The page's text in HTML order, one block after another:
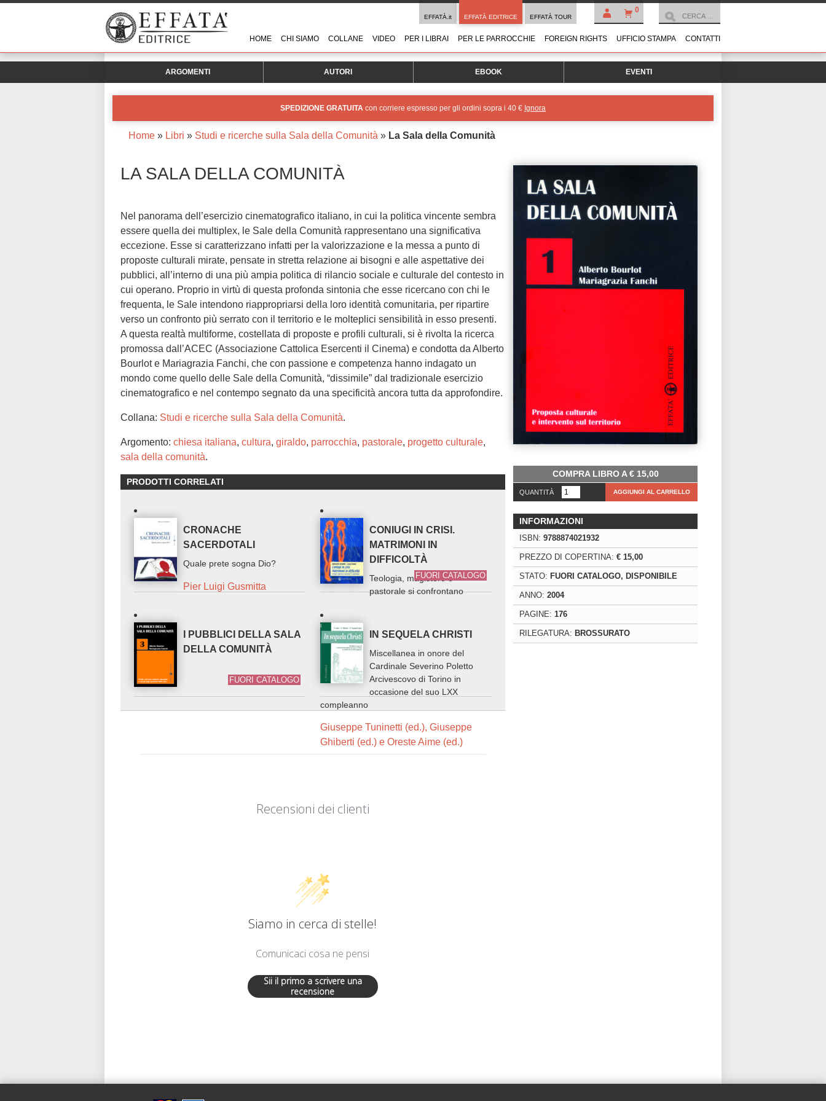
0
EFFATÀ.it EFFATÀ EDITRICE EFFATÀ TOUR
HOME CHI SIAMO COLLANE VIDEO PER I LIBRAI PER LE PARROCCHIE FOREIGN RIGHTS UFFICIO STAMPA CONTATTI
ARGOMENTI AUTORI EBOOK EVENTI
SPEDIZIONE GRATUITA con corriere espresso per gli ordini sopra i 40 € Ignora
Home » Libri » Studi e ricerche sulla Sala della Comunità » La Sala della Comunità
COMPRA LIBRO A€15,00
QUANTITÀ AGGIUNGI AL CARRELLO
INFORMAZIONI
ISBN: 9788874021932
PREZZO DI COPERTINA: € 15,00
STATO: FUORI CATALOGO, DISPONIBILE
ANNO: 2004
PAGINE: 176
RILEGATURA: BROSSURATO
LA SALA DELLA COMUNITÀ
Nel panorama dell’esercizio cinematografico italiano, in cui la politica vincente sembra
essere quella dei multiplex, le Sale della Comunità rappresentano una significativa
eccezione. Esse si caratterizzano infatti per la valorizzazione e la messa a punto di
proposte culturali mirate, pensate in stretta relazione ai bisogni e alle aspettative dei
pubblici, all’interno di una più ampia politica di rilancio sociale e culturale del contesto in
cui operano. Proprio in virtù di questa profonda sintonia che esse ricercano con chi le
frequenta, le Sale intendono riappropriarsi della loro identità comunitaria, per ripartire
verso un confronto più serrato con il territorio e le molteplici sensibilità in esso presenti.
A questa realtà multiforme, costellata di proposte e profili culturali, si è rivolta la ricerca
promossa dall’ACEC (Associazione Cattolica Esercenti il Cinema) e condotta da Alberto
Bourlot e Mariagrazia Fanchi, che con passione e competenza hanno indagato un
mondo come quello delle Sale della Comunità, “dissimile” dal tradizionale esercizio
cinematografico e nel contempo segnato da una specificità ancora tutta da approfondire.
Collana: Studi e ricerche sulla Sala della Comunità.
Argomento: chiesa italiana, cultura, giraldo, parrocchia, pastorale, progetto culturale,
sala della comunità.
PRODOTTI CORRELATI
CRONACHE
SACERDOTALI
Quale prete sogna Dio?
Pier Luigi Gusmitta
CONIUGI IN CRISI.
MATRIMONI IN
DIFFICOLTÀ
Teologia, magistero e
pastorale si confrontano
FUORI CATALOGO
I PUBBLICI DELLA SALA
DELLA COMUNITÀ
FUORI CATALOGO
IN SEQUELA CHRISTI
Miscellanea in onore del
Cardinale Severino Poletto
Arcivescovo di Torino in
occasione del suo LXX
compleanno
Giuseppe Tuninetti (ed.), Giuseppe
Ghiberti (ed.) e Oreste Aime (ed.)
Recensioni dei clienti
Siamo in cerca di stelle!
Comunicaci cosa ne pensi
Sii il primo a scrivere una
recensione